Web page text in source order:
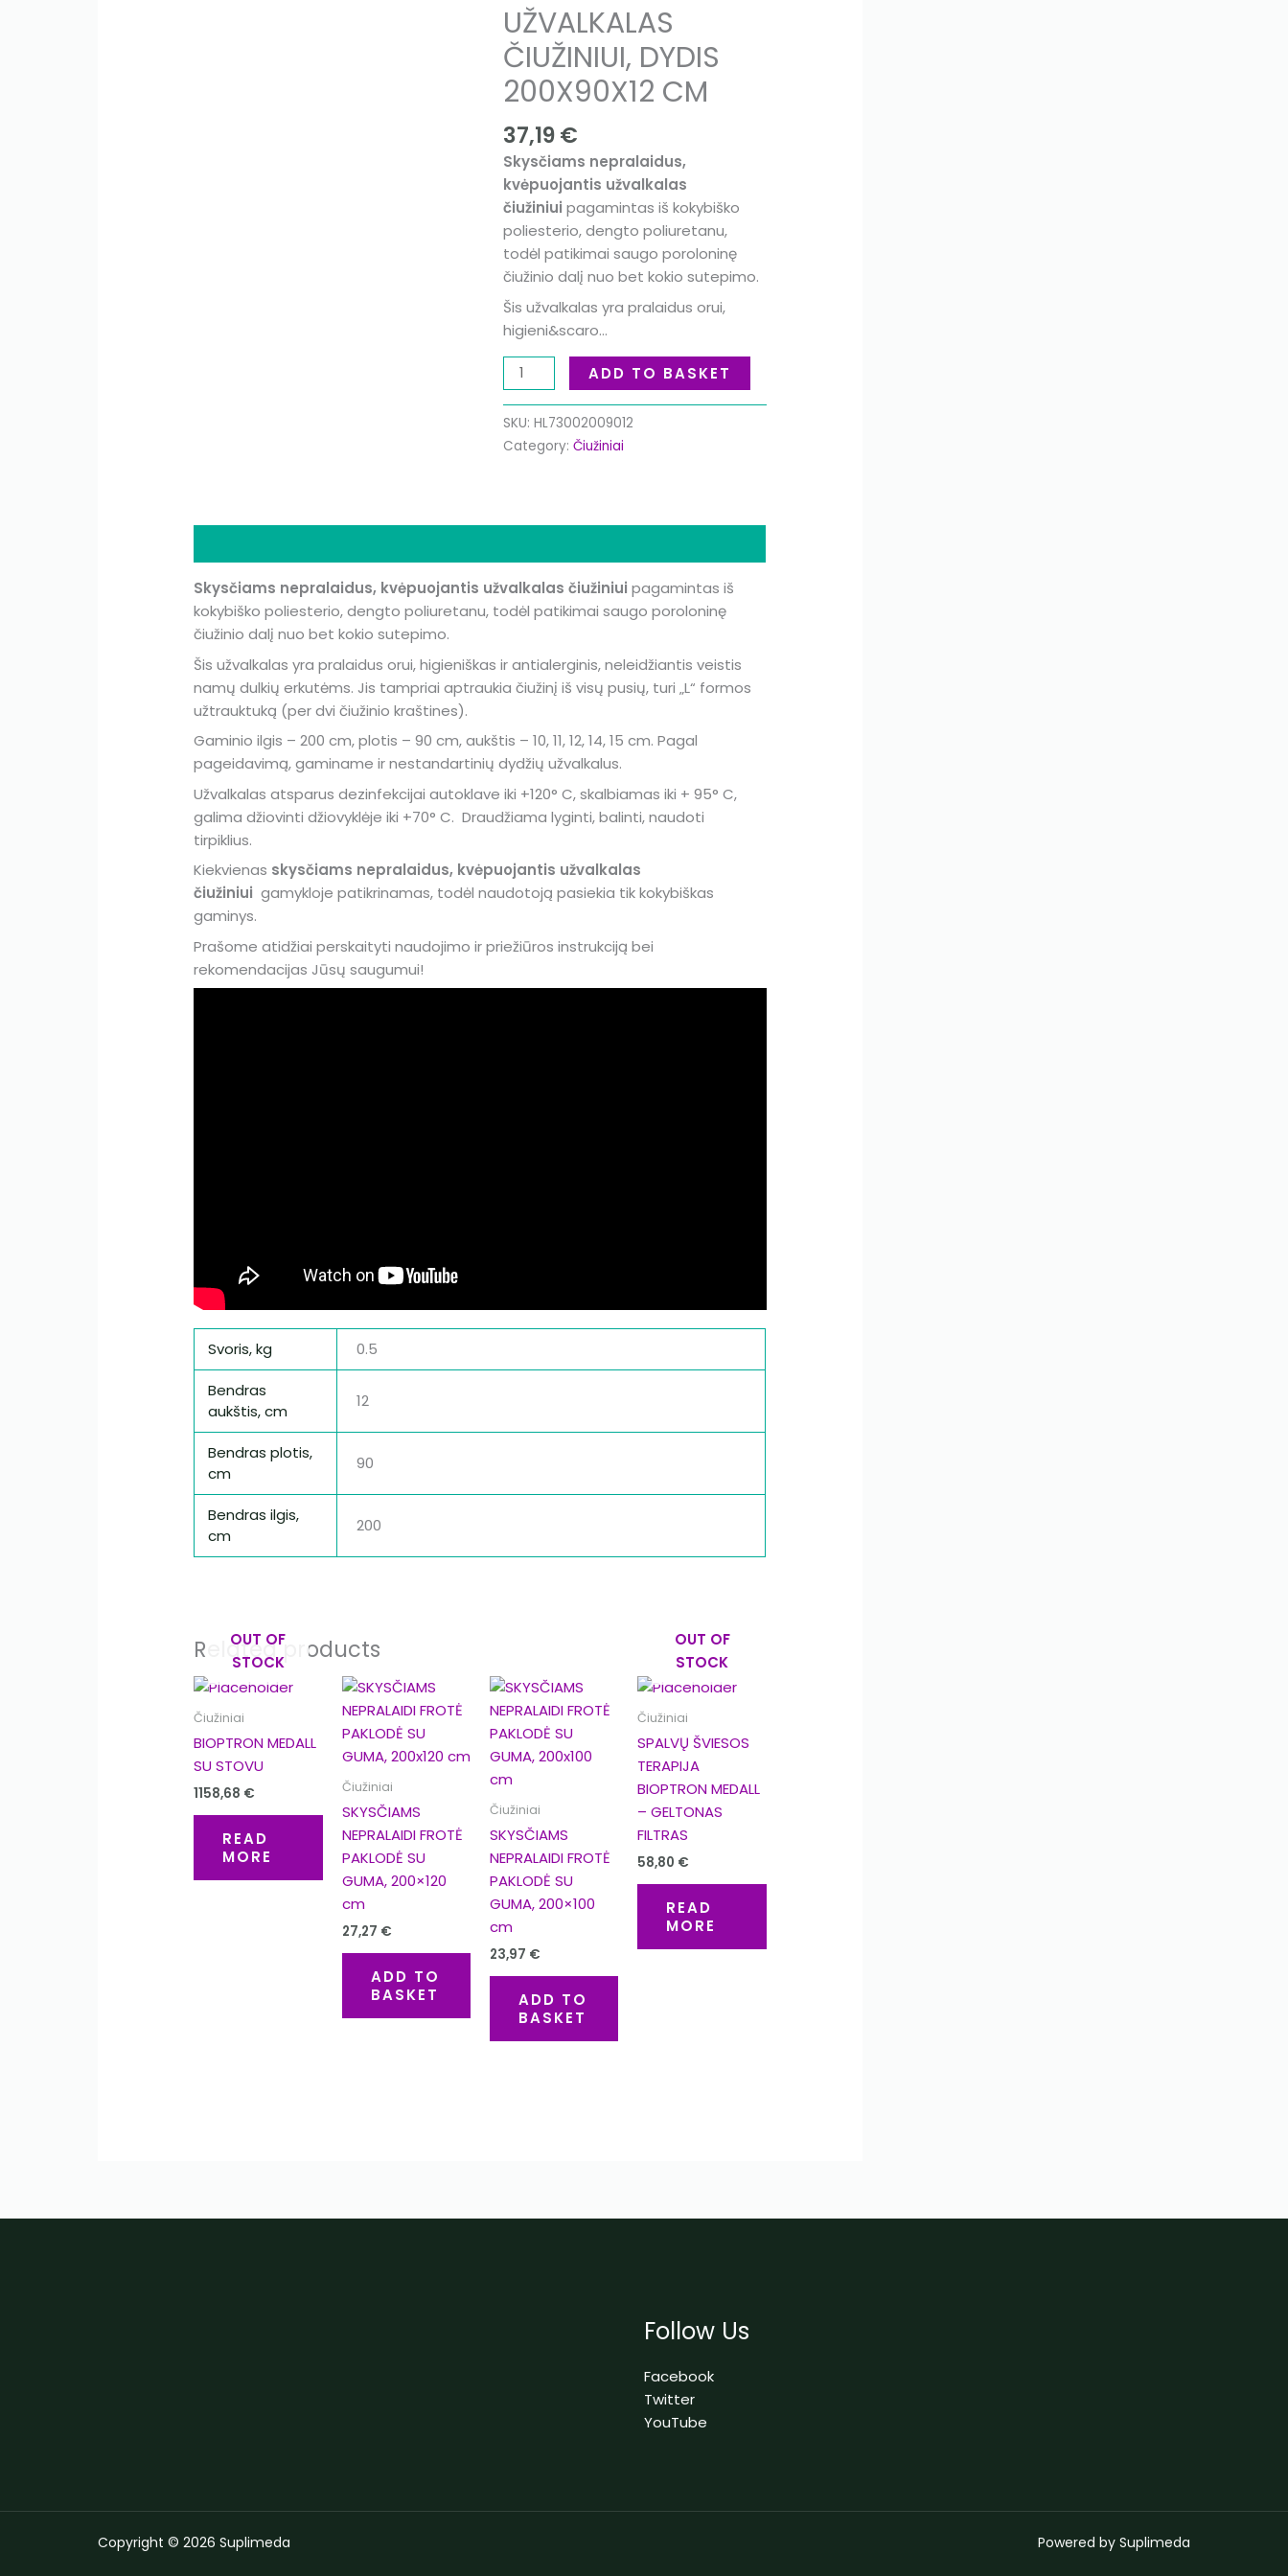
UŽVALKALAS
ČIUŽINIUI, DYDIS
200X90X12 CM
37,19€
Skysčiams nepralaidus,
kvėpuojantis užvalkalas
čiužiniui pagamintas iš kokybiško
poliesterio, dengto poliuretanu,
todėl patikimai saugo poroloninę
čiužinio dalį nuo bet kokio sutepimo.
Šis užvalkalas yra pralaidus orui,
higieni&scaro…
ADD TO BASKET
SKU: HL73002009012
Category: Čiužiniai
Skysčiams nepralaidus, kvėpuojantis užvalkalas čiužiniuipagamintas iš
kokybiško poliesterio, dengto poliuretanu, todėl patikimai saugo poroloninę
čiužinio dalį nuo bet kokio sutepimo.
Šis užvalkalas yra pralaidus orui, higieniškas ir antialerginis, neleidžiantis veistis
namų dulkių erkutėms. Jis tampriai aptraukia čiužinį iš visų pusių, turi „L“ formos
užtrauktuką (per dvi čiužinio kraštines).
Gaminio ilgis – 200 cm, plotis – 90 cm, aukštis – 10, 11, 12, 14, 15 cm. Pagal
pageidavimą, gaminame ir nestandartinių dydžių užvalkalus.
Užvalkalas atsparus dezinfekcijai autoklave iki +120° C, skalbiamas iki + 95° C,
galima džiovinti džiovyklėje iki +70° C. Draudžiama lyginti, balinti, naudoti
tirpiklius.
Kiekvienas skysčiams nepralaidus, kvėpuojantis užvalkalas
čiužiniui gamykloje patikrinamas, todėl naudotoją pasiekia tik kokybiškas
gaminys.
Prašome atidžiai perskaityti naudojimo ir priežiūros instrukciją bei
rekomendacijas Jūsų saugumui!
Svoris, kg 0.5
Bendras
aukštis, cm
12
Bendras plotis,
cm
90
Bendras ilgis,
cm
200
Related products
OUT OF
STOCK
Čiužiniai
BIOPTRON MEDALL
SU STOVU
1158,68 €
READ
MORE
Čiužiniai
SKYSČIAMS
NEPRALAIDI FROTĖ
PAKLODĖ SU
GUMA, 200×120
cm
27,27 €
ADD TO
BASKET
Čiužiniai
SKYSČIAMS
NEPRALAIDI FROTĖ
PAKLODĖ SU
GUMA, 200×100
cm
23,97 €
ADD TO
BASKET
OUT OF
STOCK
Čiužiniai
SPALVŲ ŠVIESOS
TERAPIJA
BIOPTRON MEDALL
– GELTONAS
FILTRAS
58,80 €
READ
MORE
Follow Us
Facebook
Twitter
YouTube
Copyright © 2026 Suplimeda Powered by Suplimeda